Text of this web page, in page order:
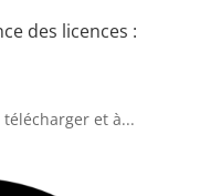
des licences :
télécharger et à...